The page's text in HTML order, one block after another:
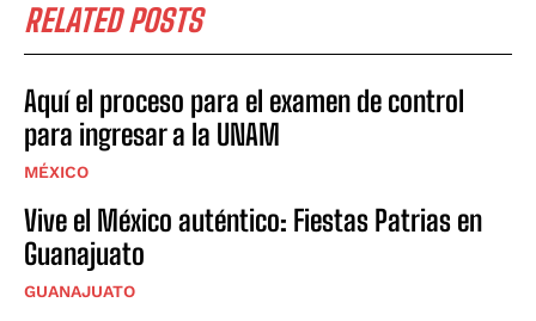
RELATED POSTS
Aquí el proceso para el examen de control
para ingresar a la UNAM
MÉXICO
Vive el México auténtico: Fiestas Patrias en
Guanajuato
GUANAJUATO